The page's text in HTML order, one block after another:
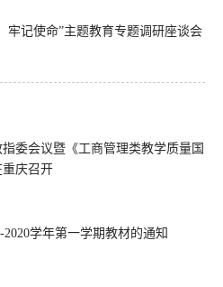
牢记使命”主题教育专题调研座谈会
委会议暨《工商管理类教学质量国
庆召开
2020学年第一学期教材的通知